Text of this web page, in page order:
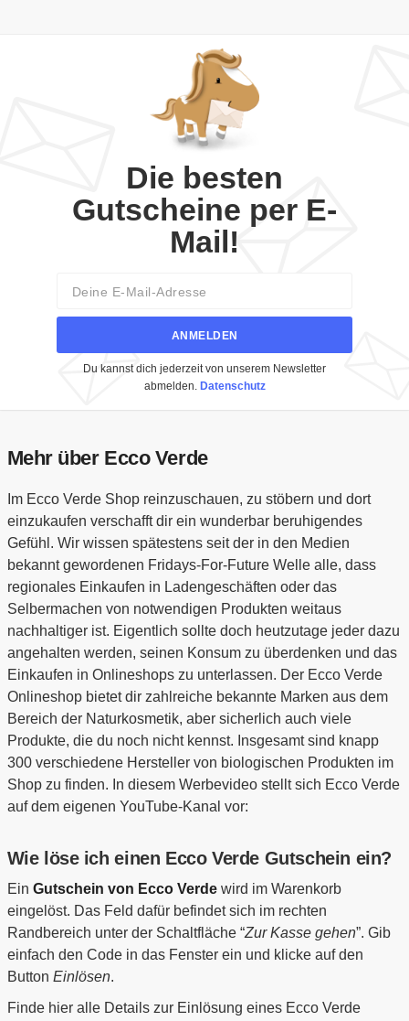
Die besten
Gutscheine per E-
Mail!
ANMELDEN
Du kannst dich jederzeit von unserem Newsletter
abmelden. Datenschutz
Mehr über Ecco Verde
Im Ecco Verde Shop reinzuschauen, zu stöbern und dort
einzukaufen verschafft dir ein wunderbar beruhigendes
Gefühl. Wir wissen spätestens seit der in den Medien
bekannt gewordenen Fridays-For-Future Welle alle, dass
regionales Einkaufen in Ladengeschäften oder das
Selbermachen von notwendigen Produkten weitaus
nachhaltiger ist. Eigentlich sollte doch heutzutage jeder dazu
angehalten werden, seinen Konsum zu überdenken und das
Einkaufen in Onlineshops zu unterlassen. Der Ecco Verde
Onlineshop bietet dir zahlreiche bekannte Marken aus dem
Bereich der Naturkosmetik, aber sicherlich auch viele
Produkte, die du noch nicht kennst. Insgesamt sind knapp
300 verschiedene Hersteller von biologischen Produkten im
Shop zu finden. In diesem Werbevideo stellt sich Ecco Verde
auf dem eigenen YouTube-Kanal vor:
Wie löse ich einen Ecco Verde Gutschein ein?
Ein Gutschein von Ecco Verdewird im Warenkorb
eingelöst. Das Feld dafür befindet sich im rechten
Randbereich unter der Schaltfläche “Zur Kasse gehen”. Gib
einfach den Code in das Fenster ein und klicke auf den
Button Einlösen.
Finde hier alle Details zur Einlösung eines Ecco Verde